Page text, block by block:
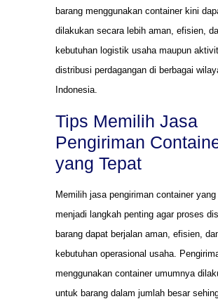
barang menggunakan container kini
dilakukan secara lebih aman, efisien,
kebutuhan logistik usaha maupun
distribusi perdagangan di berbagai
Indonesia.
Tips Memilih Jasa
Pengiriman
yang Tepat
Memilih jasa pengiriman container
menjadi langkah penting agar proses
barang dapat berjalan aman, efisien,
kebutuhan operasional usaha.
menggunakan container umumnya
untuk barang dalam jumlah besar